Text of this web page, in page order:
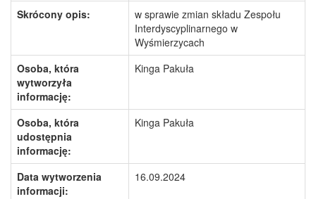
Skrócony opis:
w sprawie zmian składu Zespołu
Interdyscyplinarnego w
Wyśmierzycach
Osoba, która
wytworzyła
informację:
Kinga Pakuła
Osoba, która
udostępnia
informację:
Kinga Pakuła
Data wytworzenia
informacji:
16.09.2024